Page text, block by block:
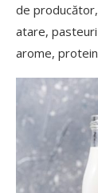
de
atare,
arome,